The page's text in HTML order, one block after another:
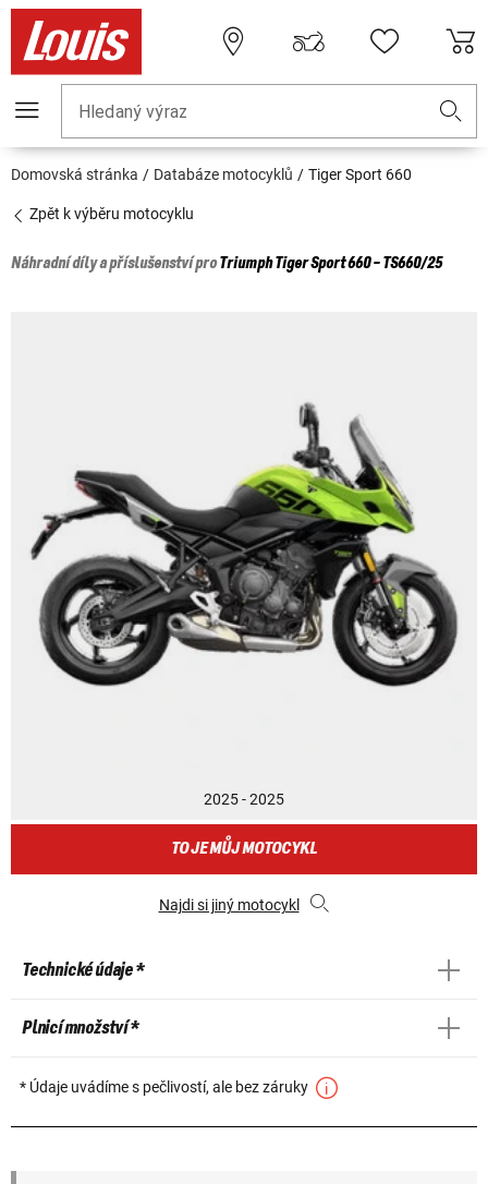
Hledaný výraz
Domovská stránka Databáze motocyklů Tiger Sport 660
Zpět k výběru motocyklu
Náhradní díly a příslušenství proTriumphTiger Sport 660 - TS660/25
2025 - 2025
TO JE MŮJ MOTOCYKL
Najdi si jiný motocykl
Technické údaje *
Plnicí množství *
* Údaje uvádíme s pečlivostí, ale bez záruky